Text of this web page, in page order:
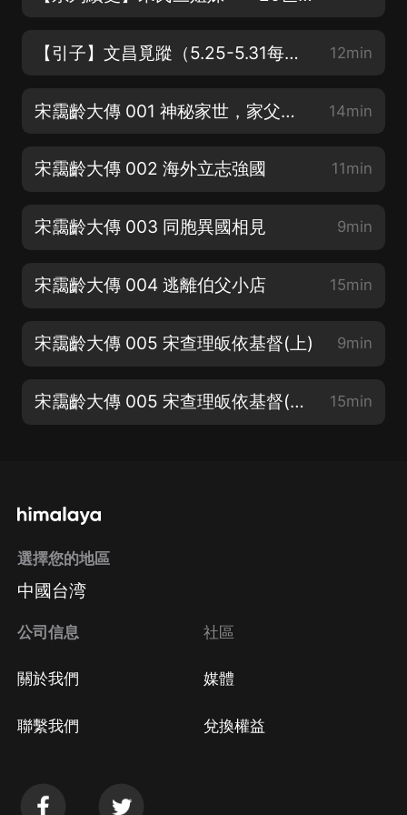
【引子】文昌覓蹤（5.25-5.31每天更新4集！） 12min
宋靄齡大傳 001 神秘家世，家父的人生轉折 14min
宋靄齡大傳 002 海外立志強國 11min
宋靄齡大傳 003 同胞異國相見 9min
宋靄齡大傳 004 逃離伯父小店 15min
宋靄齡大傳 005 宋查理皈依基督(上) 9min
宋靄齡大傳 005 宋查理皈依基督(下) 15min
選擇您的地區
中國台湾
公司信息
關於我們
聯繫我們
社區
媒體
兌換權益